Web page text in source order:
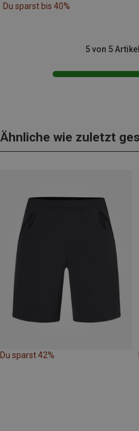
Du sparst bis 40%
5 von 5
Ähnliche wie zuletzt
Du sparst 42%